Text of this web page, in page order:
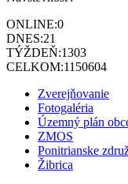
ONLINE:0
DNES:21
TÝŽDEŇ:1303
CELKOM:1150604
Zverejňovanie
Fotogaléria
Územný plán
ZMOS
Ponitrianske
Žibrica